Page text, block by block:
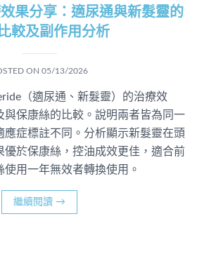
果分享：適尿通與新髮靈的
較及副作用分析
ON 05/13/2026
（適尿通、新髮靈）的治療效
與保康絲的比較。說明兩者皆為同一
應症標註不同。分析顯示新髮靈在頭
優於保康絲，控油成效更佳，適合前
用一年無效者轉換使用。
繼續閱讀 →